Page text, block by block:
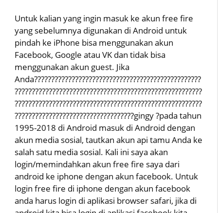
Untuk kalian yang ingin masuk ke akun free fire
yang sebelumnya digunakan di Android untuk
pindah ke iPhone bisa menggunakan akun
Facebook, Google atau VK dan tidak bisa
menggunakan akun guest. Jika
Anda?????????????????????????????????????????????????
???????????????????????????????????????????????????????
???????????????????????????????????????????????????????
???????????????????????????????????gingy ?pada tahun
1995-2018 di Android masuk di Android dengan
akun media sosial, tautkan akun api tamu Anda ke
salah satu media sosial. Kali ini saya akan
login/memindahkan akun free fire saya dari
android ke iphone dengan akun facebook. Untuk
login free fire di iphone dengan akun facebook
anda harus login di aplikasi browser safari, jika di